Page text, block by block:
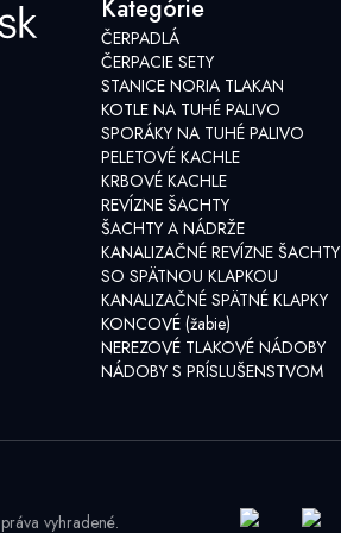
Kategórie
ČERPADLÁ
ČERPACIE SETY
STANICE NORIA TLAKAN
KOTLE NA TUHÉ PALIVO
SPORÁKY NA TUHÉ PALIVO
PELETOVÉ KACHLE
KRBOVÉ KACHLE
REVÍZNE ŠACHTY
ŠACHTY A NÁDRŽE
KANALIZAČNÉ REVÍZNE ŠACHTY
SO SPÄTNOU KLAPKOU
KANALIZAČNÉ SPÄTNÉ KLAPKY
KONCOVÉ (žabie)
NEREZOVÉ TLAKOVÉ NÁDOBY
NÁDOBY S PRÍSLUŠENSTVOM
vyhradené.